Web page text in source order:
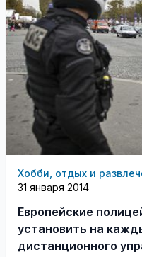
Хобби, отдых и
31 января 2014
Европейские
установить на
дистанционного